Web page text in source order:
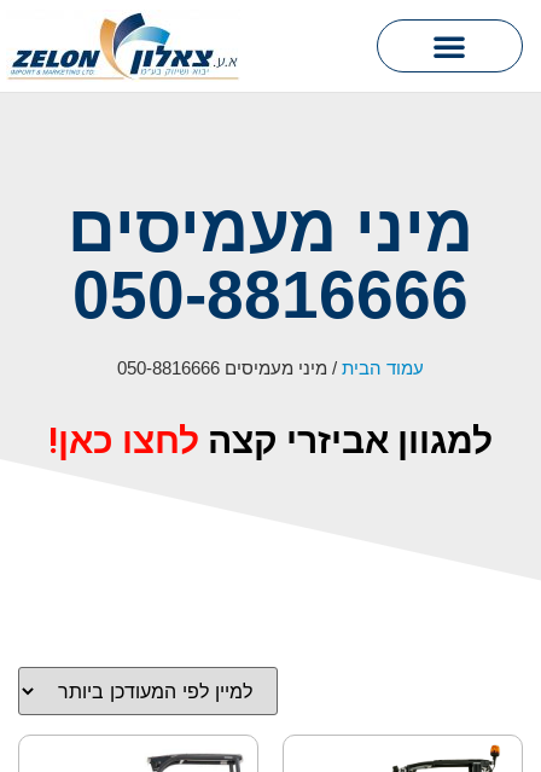
מיני מעמיסים
050-8816666
עמוד הבית / מיני מעמיסים 050-8816666
למגוון אביזרי קצה לחצו כאן!